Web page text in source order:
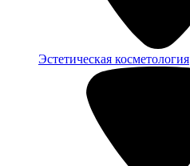
Эстетическая косметология